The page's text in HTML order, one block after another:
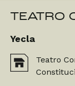
TEATRO
Yecla
Teatro